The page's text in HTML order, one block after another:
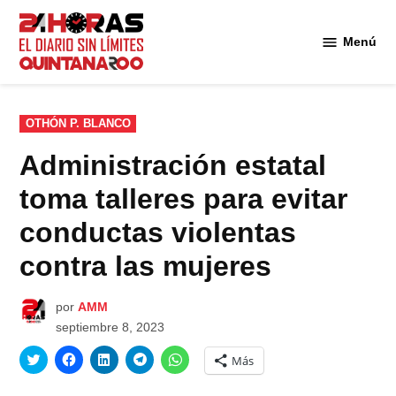
Saltar
contenido
Menú
PUBLICADO
EN
OTHÓN P. BLANCO
Administración estatal
toma talleres para evitar
conductas violentas
contra las mujeres
por AMM
septiembre 8, 2023
Haz
clic
Haz
clic
Haz
clic
Haz
clic
Haz
clic
para
Más